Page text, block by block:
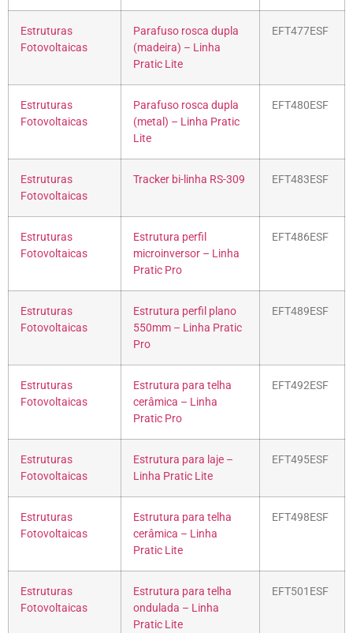
Estruturas
Fotovoltaicas
Parafuso rosca dupla
(madeira) – Linha
Pratic Lite
EFT477ESF
Estruturas
Fotovoltaicas
Parafuso rosca dupla
(metal) – Linha Pratic
Lite
EFT480ESF
Estruturas
Fotovoltaicas
Tracker bi-linha RS-309 EFT483ESF
Estruturas
Fotovoltaicas
Estrutura perfil
microinversor – Linha
Pratic Pro
EFT486ESF
Estruturas
Fotovoltaicas
Estrutura perfil plano
550mm – Linha Pratic
Pro
EFT489ESF
Estruturas
Fotovoltaicas
Estrutura para telha
cerâmica – Linha
Pratic Pro
EFT492ESF
Estruturas
Fotovoltaicas
Estrutura para laje –
Linha Pratic Lite
EFT495ESF
Estruturas
Fotovoltaicas
Estrutura para telha
cerâmica – Linha
Pratic Lite
EFT498ESF
Estruturas
Fotovoltaicas
Estrutura para telha
ondulada – Linha
Pratic Lite
EFT501ESF